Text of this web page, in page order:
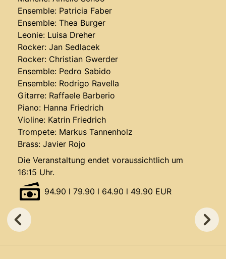
Ensemble: Patricia Faber
Ensemble: Thea Burger
Leonie: Luisa Dreher
Rocker: Jan Sedlacek
Rocker: Christian Gwerder
Ensemble: Pedro Sabido
Ensemble: Rodrigo Ravella
Gitarre: Raffaele Barberio
Piano: Hanna Friedrich
Violine: Katrin Friedrich
Trompete: Markus Tannenholz
Brass: Javier Rojo
Die Veranstaltung endet voraussichtlich um
16:15 Uhr.
94.90 l 79.90 l 64.90 l 49.90 EUR